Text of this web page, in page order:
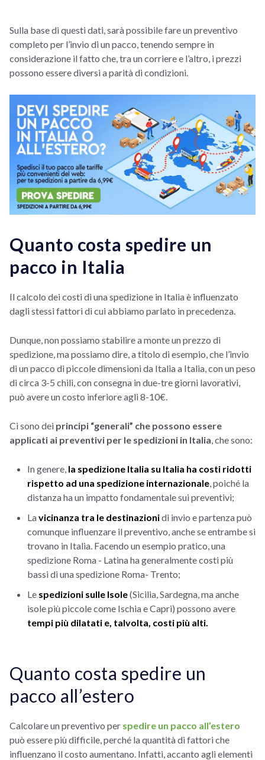
Sulla base di questi dati, sarà possibile fare un preventivo
completo per l’invio di un pacco, tenendo sempre in
considerazione il fatto che, tra un corriere e l’altro, i prezzi
possono essere diversi a parità di condizioni.
Quanto costa spedire un
pacco in Italia
Il calcolo dei costi di una spedizione in Italia è influenzato
dagli stessi fattori di cui abbiamo parlato in precedenza.
Dunque, non possiamo stabilire a monte un prezzo di
spedizione, ma possiamo dire, a titolo di esempio, che l’invio
di un pacco di piccole dimensioni da Italia a Italia, con un peso
di circa 3-5 chili, con consegna in due-tre giorni lavorativi,
può avere un costo inferiore agli 8-10€.
Ci sono dei principi “generali” che possono essere
applicati ai preventivi per le spedizioni in Italia , che sono:
In genere, la spedizione Italia su Italia ha costi ridotti
rispetto ad una spedizione internazionale , poiché la
distanza ha un impatto fondamentale sui preventivi;
Lavicinanza tra le destinazionidi invio e partenza può
comunque influenzare il preventivo, anche se entrambe si
trovano in Italia. Facendo un esempio pratico, una
spedizione Roma - Latina ha generalmente costi più
bassi di una spedizione Roma- Trento;
Le spedizioni sulle Isole(Sicilia, Sardegna, ma anche
isole più piccole come Ischia e Capri) possono avere
tempi più dilatati e, talvolta, costi più alti.
Quanto costa spedire un
pacco all’estero
Calcolare un preventivo per spedire un pacco all’estero
può essere più difficile, perché la quantità di fattori che
influenzano il costo aumentano. Infatti, accanto agli elementi